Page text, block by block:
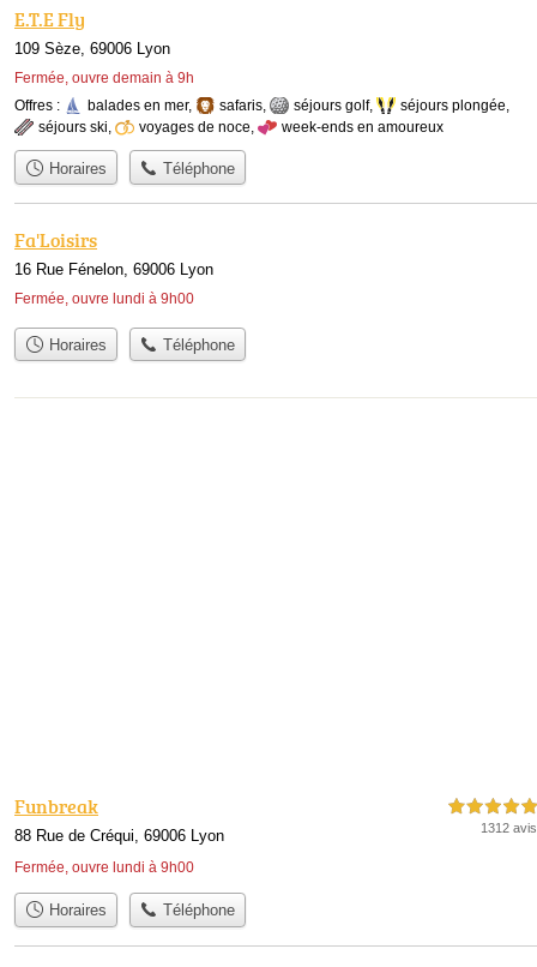
E.T.E Fly
109 Sèze, 69006 Lyon
Fermée, ouvre demain à 9h
Offres :
balades en mer, safaris, séjours golf, séjours plongée,
séjours ski, voyages de noce, week-ends en amoureux
Horaires Téléphone
Fa'Loisirs
16 Rue Fénelon, 69006 Lyon
Fermée, ouvre lundi à 9h00
Horaires Téléphone
Funbreak
88 Rue de Créqui, 69006 Lyon
Fermée, ouvre lundi à 9h00
5,0 étoiles sur 5
1312 avis
Horaires Téléphone